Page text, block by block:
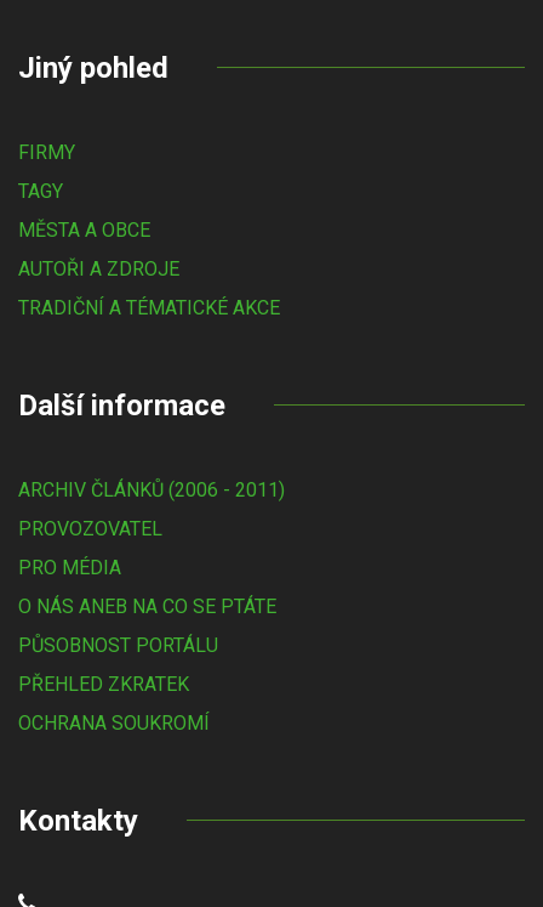
Jiný pohled
FIRMY
TAGY
MĚSTA A OBCE
AUTOŘI A ZDROJE
TRADIČNÍ A TÉMATICKÉ AKCE
Další informace
ARCHIV ČLÁNKŮ (2006 - 2011)
PROVOZOVATEL
PRO MÉDIA
O NÁS ANEB NA CO SE PTÁTE
PŮSOBNOST PORTÁLU
PŘEHLED ZKRATEK
OCHRANA SOUKROMÍ
Kontakty